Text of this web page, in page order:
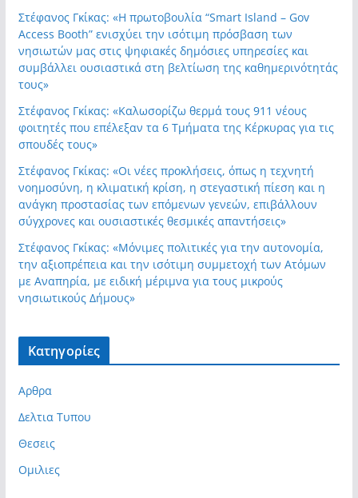
Στέφανος Γκίκας: «Η πρωτοβουλία “Smart Island – Gov
Access Booth” ενισχύει την ισότιμη πρόσβαση των
νησιωτών μας στις ψηφιακές δημόσιες υπηρεσίες και
συμβάλλει ουσιαστικά στη βελτίωση της καθημερινότητάς
τους»
Στέφανος Γκίκας: «Καλωσορίζω θερμά τους 911 νέους
φοιτητές που επέλεξαν τα 6 Τμήματα της Κέρκυρας για τις
σπουδές τους»
Στέφανος Γκίκας: «Οι νέες προκλήσεις, όπως η τεχνητή
νοημοσύνη, η κλιματική κρίση, η στεγαστική πίεση και η
ανάγκη προστασίας των επόμενων γενεών, επιβάλλουν
σύγχρονες και ουσιαστικές θεσμικές απαντήσεις»
Στέφανος Γκίκας: «Μόνιμες πολιτικές για την αυτονομία,
την αξιοπρέπεια και την ισότιμη συμμετοχή των Ατόμων
με Αναπηρία, με ειδική μέριμνα για τους μικρούς
νησιωτικούς Δήμους»
Kατηγορίες
Αρθρα
Δελτια Τυπου
Θεσεις
Ομιλιες